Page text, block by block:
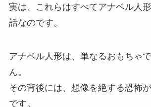
実は、これらはすべてアナベル人
話なのです。
アナベル人形は、単なるおもちゃ
ん。
その背後には、想像を絶する恐怖
です。